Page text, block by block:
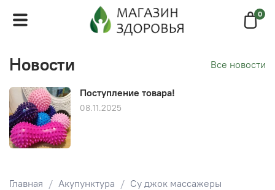
0
Главная Акупунктура Су джок массажеры
Новости Все новости
Поступление товара!
08.11.2025